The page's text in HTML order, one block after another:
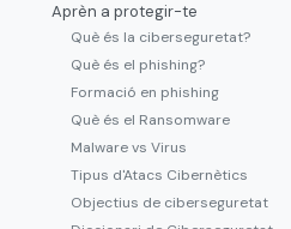
Aprèn a protegir-te
Què és la ciberseguretat?
Què és el phishing?
Formació en phishing
Què és el Ransomware
Malware vs Virus
Tipus d'Atacs Cibernètics
Objectius de ciberseguretat